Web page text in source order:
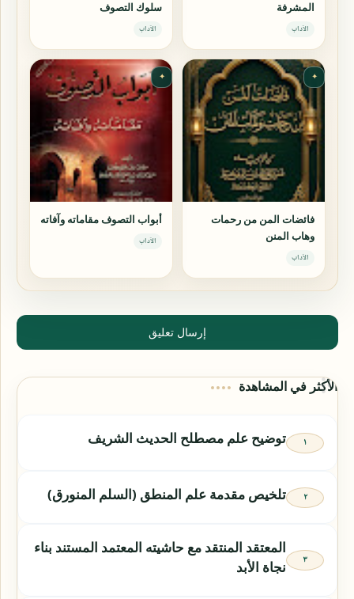
المشرفة
الآداب
سلوك التصوف
الآداب
✦
فائضات المن من رحمات
وهاب المنن
الآداب
✦
أبواب التصوف مقاماته وآفاته
الآداب
إرسال تعليق
الأكثر في المشاهدة
توضيح علم مصطلح الحديث الشريف
تلخيص مقدمة علم المنطق (السلم المنورق)
المعتقد المنتقد مع حاشيته المعتمد المستند بناء
نجاة الأبد